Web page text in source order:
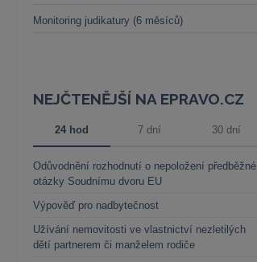
Monitoring judikatury (6 měsíců)
NEJČTENĚJŠÍ NA EPRAVO.CZ
24 hod 7 dní 30 dní
Odůvodnění rozhodnutí o nepoložení předběžné
otázky Soudnímu dvoru EU
Výpověď pro nadbytečnost
Užívání nemovitosti ve vlastnictví nezletilých
dětí partnerem či manželem rodiče